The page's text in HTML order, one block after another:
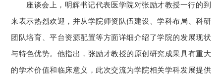
座谈会上，明辉书记代表医学院对张励才教授一行的到
来表示热烈欢迎，并从学院师资队伍建设、学科布局、科研
团队培育、平台资源配置等方面详细介绍了学院的发展现状
与特色优势。他指出，张励才教授的原创研究成果具有重大
的学术价值和临床意义，此次交流为学院相关学科发展提供